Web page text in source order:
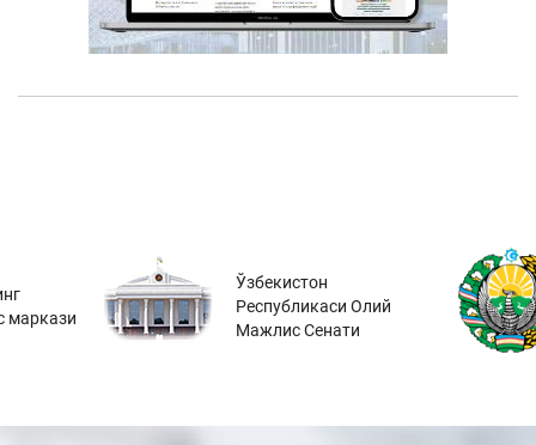
маркази
Ўзбекистон
Республикаси Олий
Мажлис Сенати